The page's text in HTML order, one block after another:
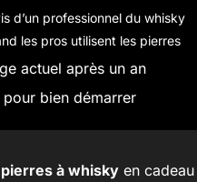
d’un professionnel du whisky
les pros utilisent les pierres
actuel après un an
bien démarrer
pierres à whisky en